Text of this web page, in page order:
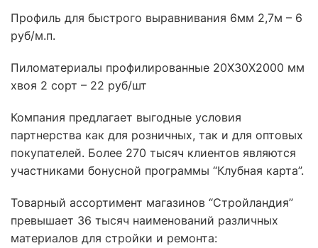
Профиль для быстрого выравнивания 6мм 2,7м – 6
руб/м.п.
Пиломатериалы профилированные 20Х30Х2000 мм
хвоя 2 сорт – 22 руб/шт
Компания предлагает выгодные условия
партнерства как для розничных, так и для оптовых
покупателей. Более 270 тысяч клиентов являются
участниками бонусной программы “Клубная карта”.
Товарный ассортимент магазинов “Стройландия”
превышает 36 тысяч наименований различных
материалов для стройки и ремонта: